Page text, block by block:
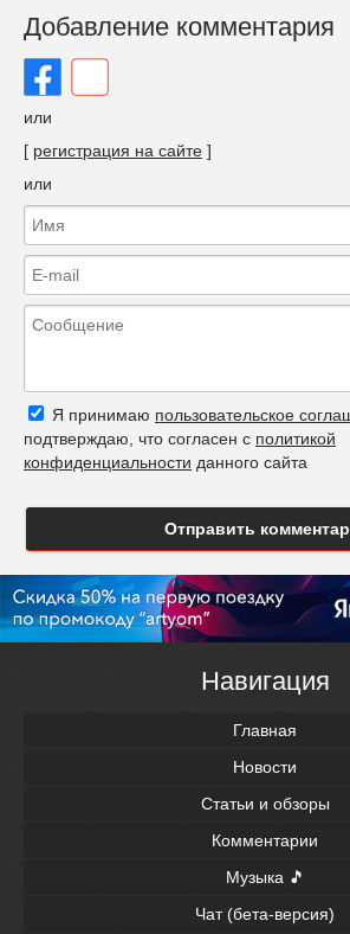
Добавление комментария
или
[ регистрация на сайте ]
или
Я принимаю пользовательское
подтверждаю, что согласен с политикой
конфиденциальности данного сайта
Отправить
Навигация
Главная
Новости
Статьи и обзоры
Комментарии
Музыка 🎵
Чат (бета-версия)